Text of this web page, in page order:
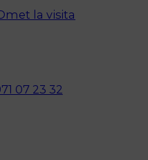
la visita
07 23 32